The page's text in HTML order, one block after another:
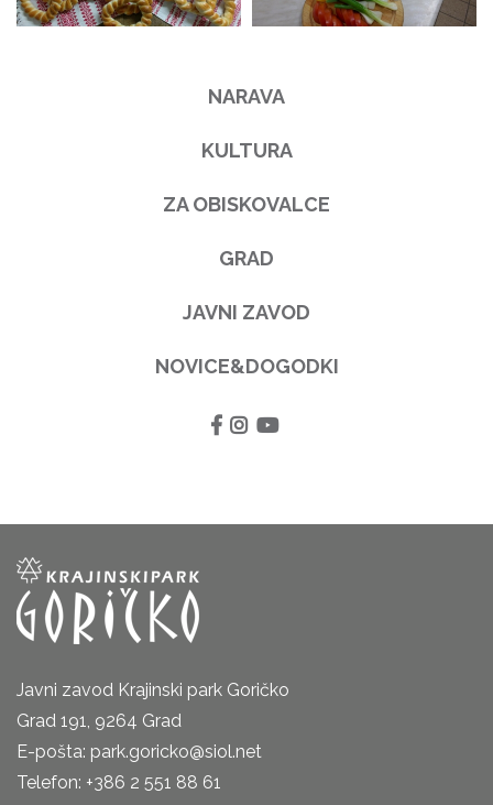
NARAVA
KULTURA
ZA OBISKOVALCE
GRAD
JAVNI ZAVOD
NOVICE&DOGODKI
Javni zavod Krajinski park Goričko
Grad 191, 9264 Grad
E-pošta: park.goricko@siol.net
Telefon: +386 2 551 88 61